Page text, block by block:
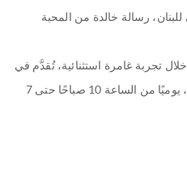
رسالة خالدة من المحبة
تجربة غامرة استثنائية، تُقدَّم في
قصر المعارض – القاعة 2 (Palais 2)، يوميًا من الساعة 10 صباحًا حتى 7